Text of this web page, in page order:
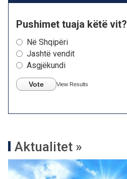
Pushimet tuaja këtë vit?
Në Shqipëri
Jashtë vendit
Asgjëkundi
Vote View Results
Aktualitet »